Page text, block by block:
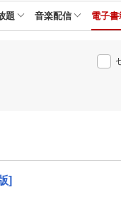
題 音楽配信 電子
]